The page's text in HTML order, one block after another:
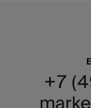
+7